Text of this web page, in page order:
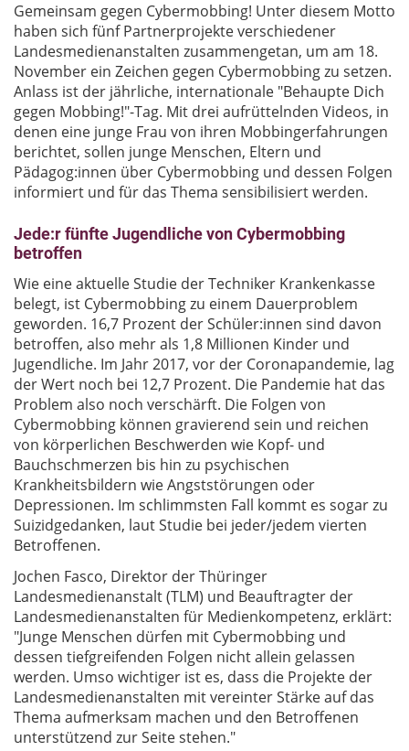
Gemeinsam gegen Cybermobbing! Unter diesem Motto
haben sich fünf Partnerprojekte verschiedener
Landesmedienanstalten zusammengetan, um am 18.
November ein Zeichen gegen Cybermobbing zu setzen.
Anlass ist der jährliche, internationale "Behaupte Dich
gegen Mobbing!"-Tag. Mit drei aufrüttelnden Videos, in
denen eine junge Frau von ihren Mobbingerfahrungen
berichtet, sollen junge Menschen, Eltern und
Pädagog:innen über Cybermobbing und dessen Folgen
informiert und für das Thema sensibilisiert werden.
Jede:r fünfte Jugendliche von Cybermobbing
betroffen
Wie eine aktuelle Studie der Techniker Krankenkasse
belegt, ist Cybermobbing zu einem Dauerproblem
geworden. 16,7 Prozent der Schüler:innen sind davon
betroffen, also mehr als 1,8 Millionen Kinder und
Jugendliche. Im Jahr 2017, vor der Coronapandemie, lag
der Wert noch bei 12,7 Prozent. Die Pandemie hat das
Problem also noch verschärft. Die Folgen von
Cybermobbing können gravierend sein und reichen
von körperlichen Beschwerden wie Kopf- und
Bauchschmerzen bis hin zu psychischen
Krankheitsbildern wie Angststörungen oder
Depressionen. Im schlimmsten Fall kommt es sogar zu
Suizidgedanken, laut Studie bei jeder/jedem vierten
Betroffenen.
Jochen Fasco, Direktor der Thüringer
Landesmedienanstalt (TLM) und Beauftragter der
Landesmedienanstalten für Medienkompetenz, erklärt:
"Junge Menschen dürfen mit Cybermobbing und
dessen tiefgreifenden Folgen nicht allein gelassen
werden. Umso wichtiger ist es, dass die Projekte der
Landesmedienanstalten mit vereinter Stärke auf das
Thema aufmerksam machen und den Betroffenen
unterstützend zur Seite stehen."